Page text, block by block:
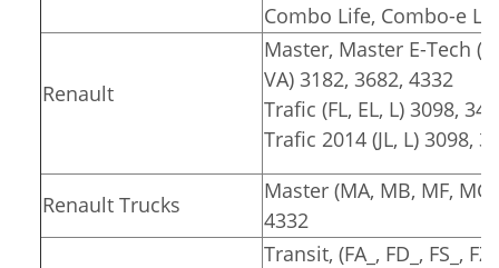
Combo Life, Combo-e
Renault
Master, Master E-Tech
VA) 3182, 3682, 4332
Trafic (FL, EL, L) 3098,
Trafic 2014 (JL, L) 3098,
Renault Trucks
Master (MA, MB, MF,
4332
Transit, (FA_, FD_, FS_,